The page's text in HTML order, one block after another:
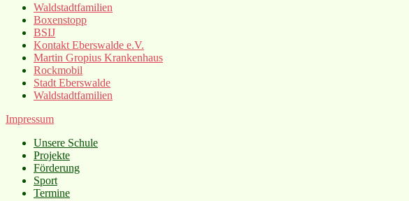
Waldstadtfamilien
Boxenstopp
BSIJ
Kontakt Eberswalde e.V.
Martin Gropius Krankenhaus
Rockmobil
Stadt Eberswalde
Waldstadtfamilien
Impressum
Unsere Schule
Projekte
Förderung
Sport
Termine